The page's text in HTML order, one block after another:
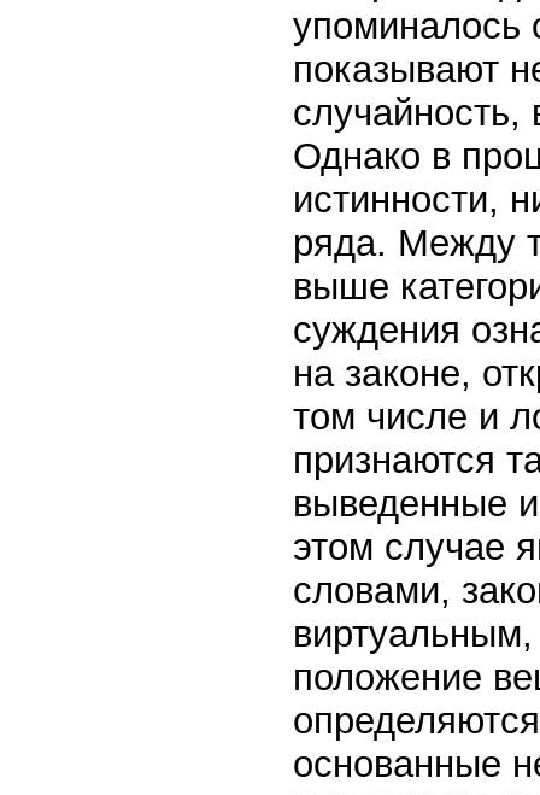
упоминалось
показывают
Однако в
истинности,
ряда. Между
выше
суждения
на законе,
том числе и
признаются
выведенные
этом случае
словами,
положение
основанные